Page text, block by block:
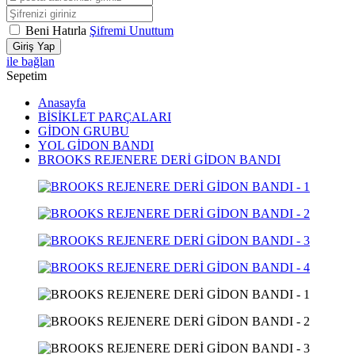
Beni Hatırla Şifremi Unuttum
Giriş Yap
ile bağlan
Sepetim
Anasayfa
BİSİKLET PARÇALARI
GİDON GRUBU
YOL GİDON BANDI
BROOKS REJENERE DERİ GİDON BANDI